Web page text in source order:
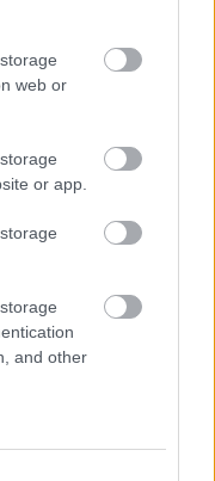
web or
or app.
and other